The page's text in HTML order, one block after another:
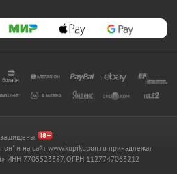
и на сайт www.kupikupon.ru принадлежат
ИНН 7705523387, ОГРН 1127747063212